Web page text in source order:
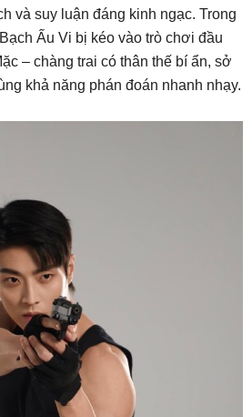
và suy luận đáng kinh ngạc. Trong
Ấu Vi bị kéo vào trò chơi đầu
– chàng trai có thân thế bí ẩn, sở
khả năng phán đoán nhanh nhạy.